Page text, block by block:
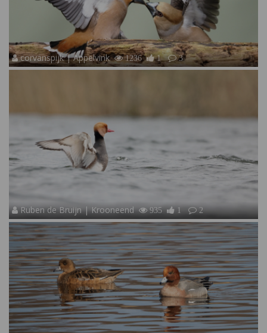
corvanspijk | Appelvink 1236 1 3
Ruben de Bruijn | Krooneend 935 1 2